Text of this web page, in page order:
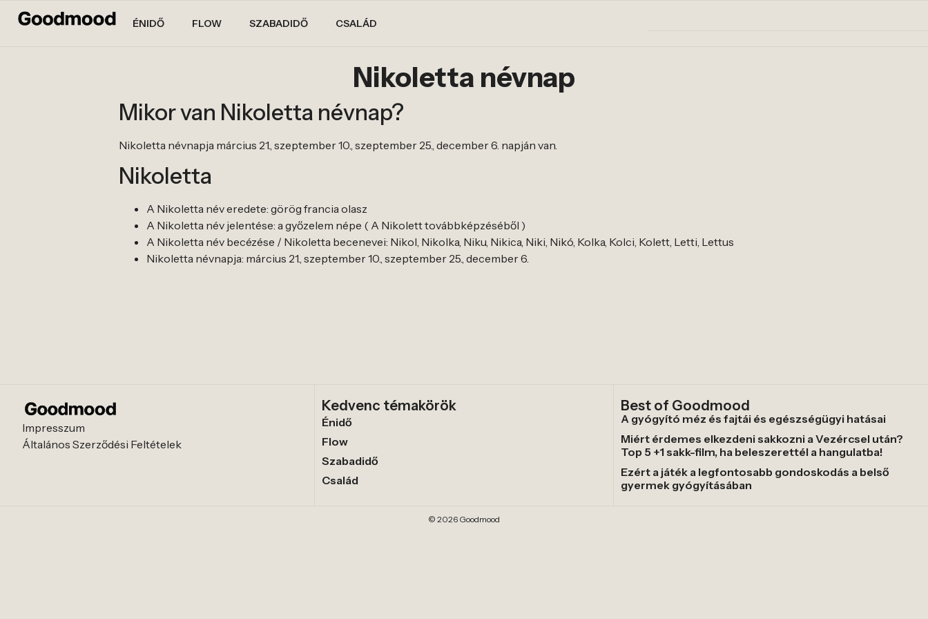
ÉNIDŐ FLOW SZABADIDŐ CSALÁD
Nikoletta névnap
Mikor van Nikoletta névnap?
Nikoletta névnapja március 21., szeptember 10., szeptember 25., december 6. napján van.
Nikoletta
A Nikoletta név eredete: görög francia olasz
A Nikoletta név jelentése: a győzelem népe ( A Nikolett továbbképzéséből )
A Nikoletta név becézése / Nikoletta becenevei: Nikol, Nikolka, Niku, Nikica, Niki, Nikó, Kolka, Kolci, Kolett, Letti, Lettus
Nikoletta névnapja: március 21., szeptember 10., szeptember 25., december 6.
Impresszum
Általános Szerződési Feltételek
Kedvenc témakörök
Énidő
Flow
Szabadidő
Család
Best of Goodmood
A gyógyító méz és fajtái és egészségügyi hatásai
Miért érdemes elkezdeni sakkozni a Vezércsel után?
Top 5 +1 sakk-film, ha beleszerettél a hangulatba!
Ezért a játék a legfontosabb gondoskodás a belső
gyermek gyógyításában
© 2026 Goodmood